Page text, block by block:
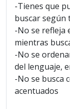
-Tienes que
buscar según
-No se refleja
mientras
-No se
del lenguaje,
-No se busca
acentuados